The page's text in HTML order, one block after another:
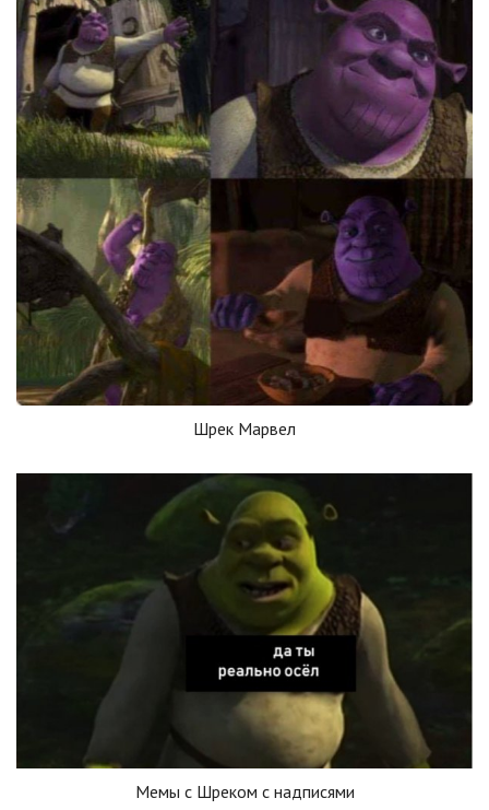
Шрек Марвел
Мемы с Шреком с надписями